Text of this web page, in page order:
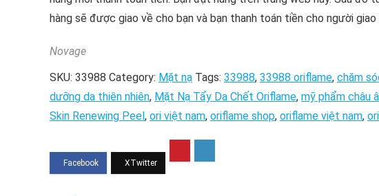
Nạ
Da
NovAge
Peel
hàng sẽ được giao về cho bạn và bạn thanh toán tiền cho người giao
Novage
SKU: 33988 Category: Mặt nạ Tags: 33988, 33988 oriflame, chăm
dưỡng da thiên nhiên, Mặt Nạ Tẩy Da Chết Oriflame, mỹ phẩm châu
Skin Renewing Peel, ori việt nam, oriflame shop, oriflame việt nam,